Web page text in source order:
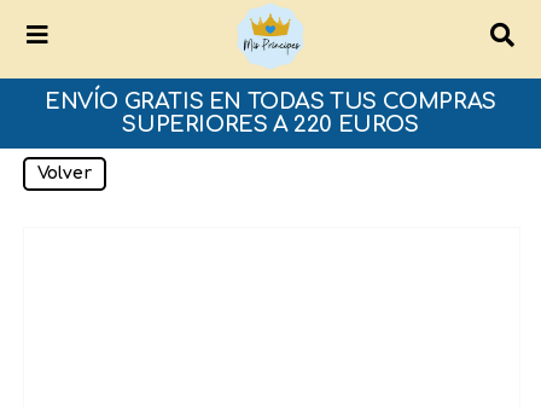
ENVÍO GRATIS EN TODAS TUS COMPRAS
SUPERIORES A 220 EUROS
Volver